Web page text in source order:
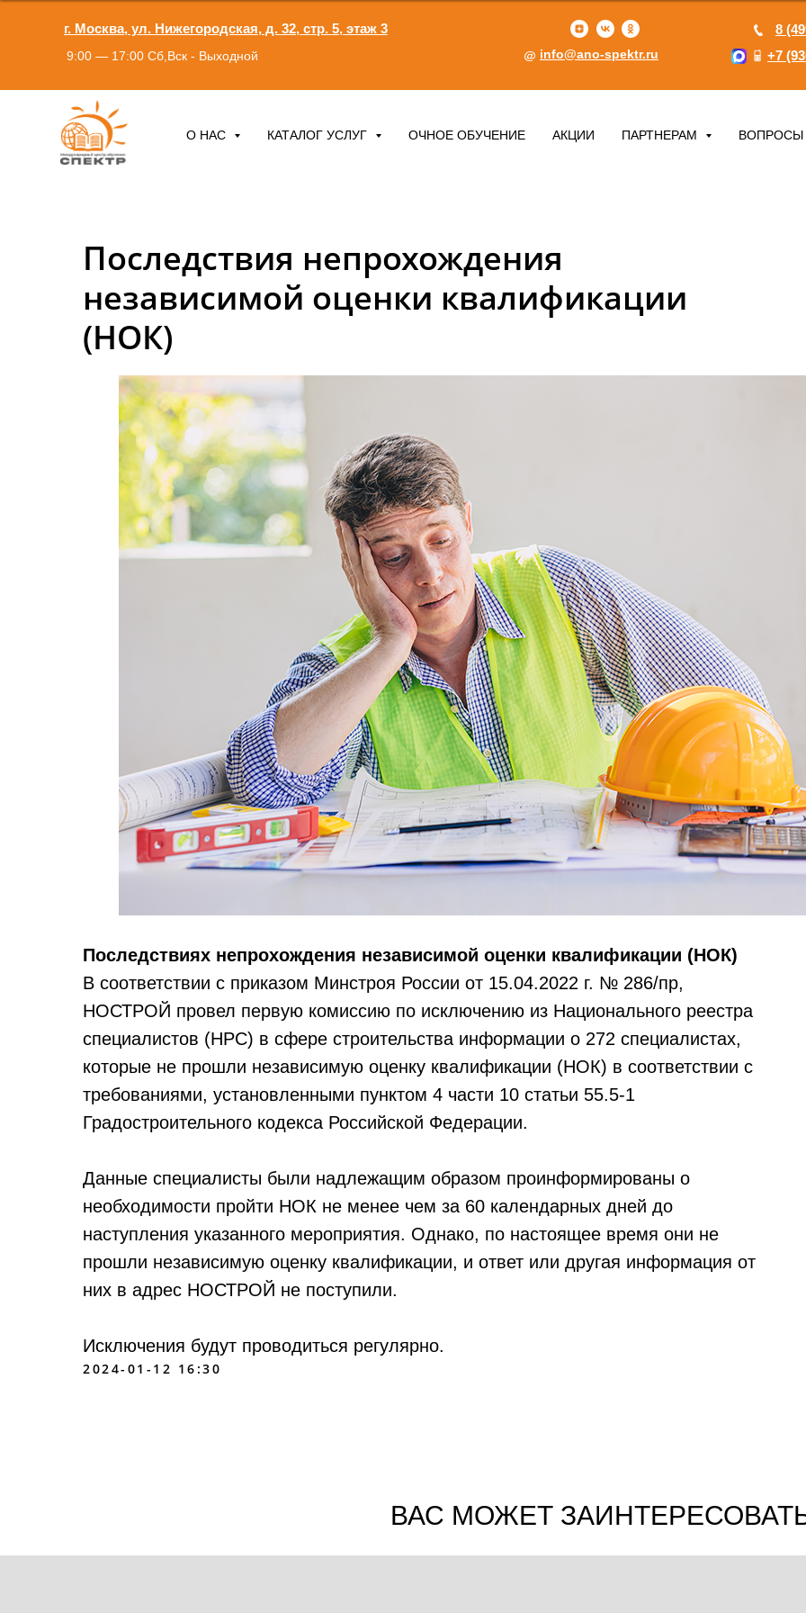
г. Москва, ул. Нижегородская, д. 32, стр. 5, этаж 3
+7
8
info@ano-spektr.ru
9:00 — 17:00 Сб,Вск - Выходной
О НАС КАТАЛОГ УСЛУГ ОЧНОЕ ОБУЧЕНИЕ АКЦИИ ПАРТНЕРАМ ВОПРОСЫ
Последствия непрохождения
независимой оценки квалификации
(НОК)
Последствиях непрохождения независимой оценки квалификации (НОК)
В соответствии с приказом Минстроя России от 15.04.2022 г. № 286/пр,
НОСТРОЙ провел первую комиссию по исключению из Национального реестра
специалистов (НРС) в сфере строительства информации о 272 специалистах,
которые не прошли независимую оценку квалификации (НОК) в соответствии с
требованиями, установленными пунктом 4 части 10 статьи 55.5-1
Градостроительного кодекса Российской Федерации.
Данные специалисты были надлежащим образом проинформированы о
необходимости пройти НОК не менее чем за 60 календарных дней до
наступления указанного мероприятия. Однако, по настоящее время они не
прошли независимую оценку квалификации, и ответ или другая информация от
них в адрес НОСТРОЙ не поступили.
Исключения будут проводиться регулярно.
2024-01-12 16:30
ВАС МОЖЕТ